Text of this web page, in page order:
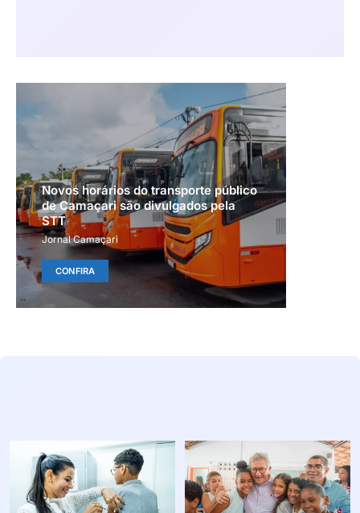
Novos horários do transporte público
de Camaçari são divulgados pela
STT
Jornal Camaçari
CONFIRA